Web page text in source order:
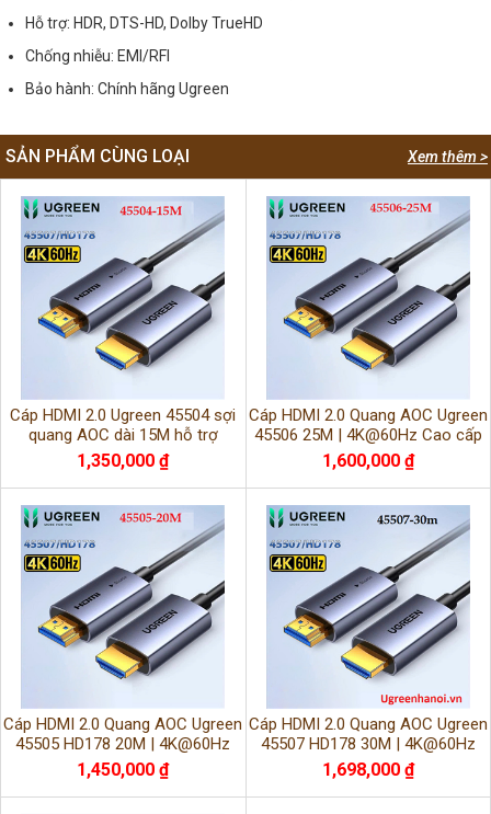
Hỗ trợ: HDR, DTS-HD, Dolby TrueHD
Chống nhiễu: EMI/RFI
Bảo hành: Chính hãng Ugreen
Xem thêm >
SẢN PHẨM CÙNG LOẠI
Cáp HDMI 2.0 Ugreen 45504 sợi
quang AOC dài 15M hỗ trợ
4K@60Hz cao cấp
1,350,000 ₫
Cáp HDMI 2.0 Quang AOC Ugreen
45506 25M | 4K@60Hz Cao cấp
siêu nét
1,600,000 ₫
Cáp HDMI 2.0 Quang AOC Ugreen
45505 HD178 20M | 4K@60Hz
1,450,000 ₫
Cáp HDMI 2.0 Quang AOC Ugreen
45507 HD178 30M | 4K@60Hz
1,698,000 ₫